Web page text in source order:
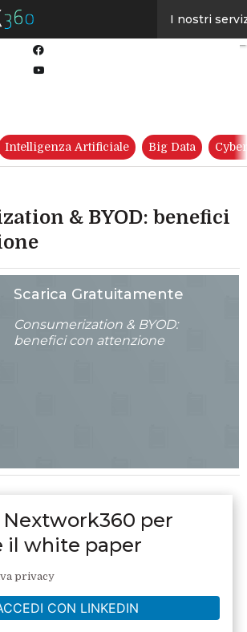
I nostri
Intelligenza Artificiale Big Data
& BYOD: benefici
Scarica Gratuitamente
Consumerization & BYOD:
benefici con attenzione
per
il white paper
privacy
CON LINKEDIN